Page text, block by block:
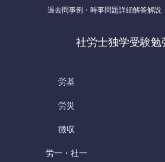
過去問事例・時事問題詳細解答解
社労士独学受験勉
労基
労災
徴収
労一・社一